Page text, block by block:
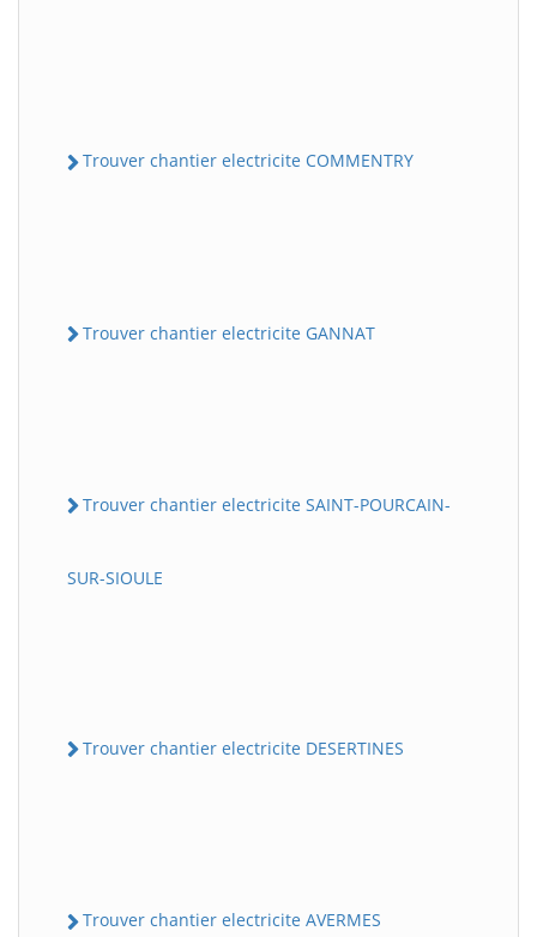
Trouver chantier electricite COMMENTRY
Trouver chantier electricite GANNAT
Trouver chantier electricite SAINT-POURCAIN-
SUR-SIOULE
Trouver chantier electricite DESERTINES
Trouver chantier electricite AVERMES